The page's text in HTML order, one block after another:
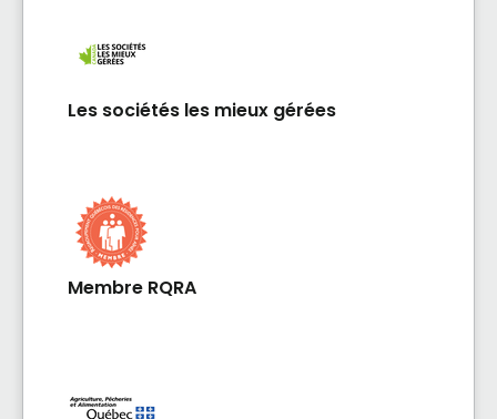
Les sociétés les mieux gérées
Membre RQRA